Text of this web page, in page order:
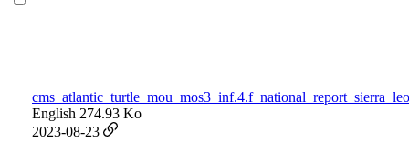
English 274.93 Ko
2023-08-23